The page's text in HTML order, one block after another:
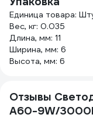
Единица товара:
Вес, кг: 0.035
Длина, мм: 11
Ширина, мм: 6
Высота, мм: 6
Отзывы
A60-9W/